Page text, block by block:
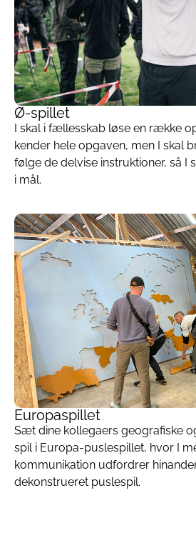
Ø-spillet
I skal i fællesskab løse en række
kender hele opgaven, men I skal
følge de delvise instruktioner, så I
i mål.
Europaspillet
Sæt dine kollegaers geografiske
spil i Europa-puslespillet, hvor I
kommunikation udfordrer
dekonstrueret puslespil.